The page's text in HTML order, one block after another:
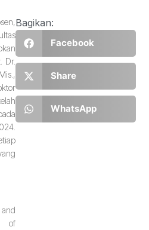
Dr.
of
Bagikan:
Facebook
Share
WhatsApp